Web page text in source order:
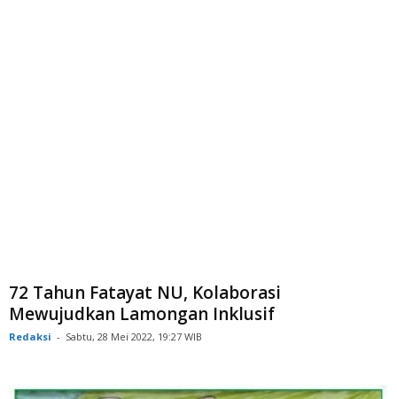
72 Tahun Fatayat NU, Kolaborasi
Mewujudkan Lamongan Inklusif
Redaksi - Sabtu, 28 Mei 2022, 19:27 WIB